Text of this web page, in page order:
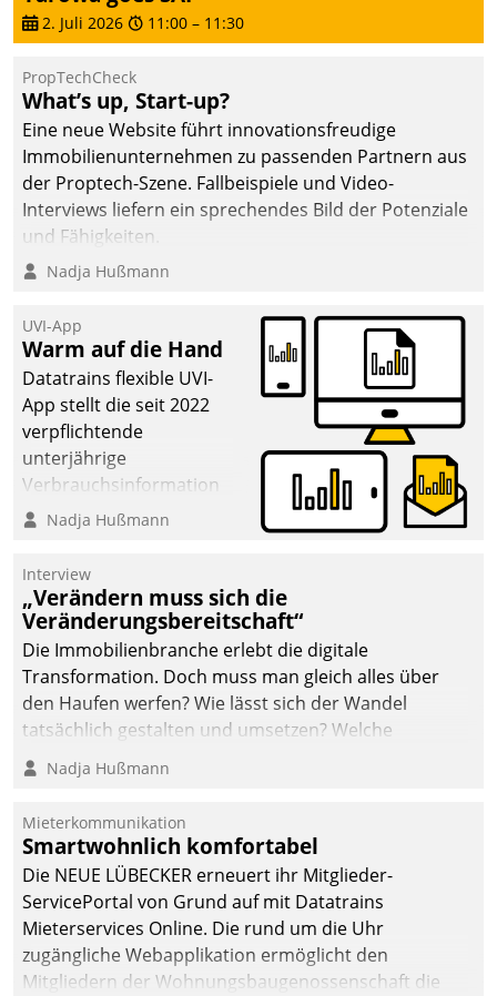
Mieterbefragungen – eine
starke Grundlage für
intelligente,
datengestützte
Entscheidungen.
2. Juli 2026 11:00 – 11:30
PropTechCheck
What’s up, Start-up?
Eine neue Website führt innovationsfreudige
Immobilienunternehmen zu passenden Partnern aus
der Proptech-Szene. Fallbeispiele und Video-
Interviews liefern ein sprechendes Bild der Potenziale
und Fähigkeiten.
Nadja Hußmann
UVI-App
Warm auf die Hand
Datatrains flexible UVI-
App stellt die seit 2022
verpflichtende
unterjährige
Verbrauchsinformation
schnell, zuverlässig und
Die monatlichen
Mitteilungen zum
Heizungs- und
Wasserverbrauch gehen
automatisiert, vollständig
und auf Wunsch über
mehrere zuvor
Kommunikationswege bei
Nadja Hußmann
Interview
„Verändern muss sich die
Veränderungsbereitschaft“
Die Immobilienbranche erlebt die digitale
Transformation. Doch muss man gleich alles über
den Haufen werfen? Wie lässt sich der Wandel
tatsächlich gestalten und umsetzen? Welche
Argumente zählen wirklich?
Nadja Hußmann
Mieterkommunikation
Smartwohnlich komfortabel
Die NEUE LÜBECKER erneuert ihr Mitglieder-
ServicePortal von Grund auf mit Datatrains
Mieterservices Online. Die rund um die Uhr
zugängliche Webapplikation ermöglicht den
Mitgliedern der Wohnungs­bau­genossenschaft die